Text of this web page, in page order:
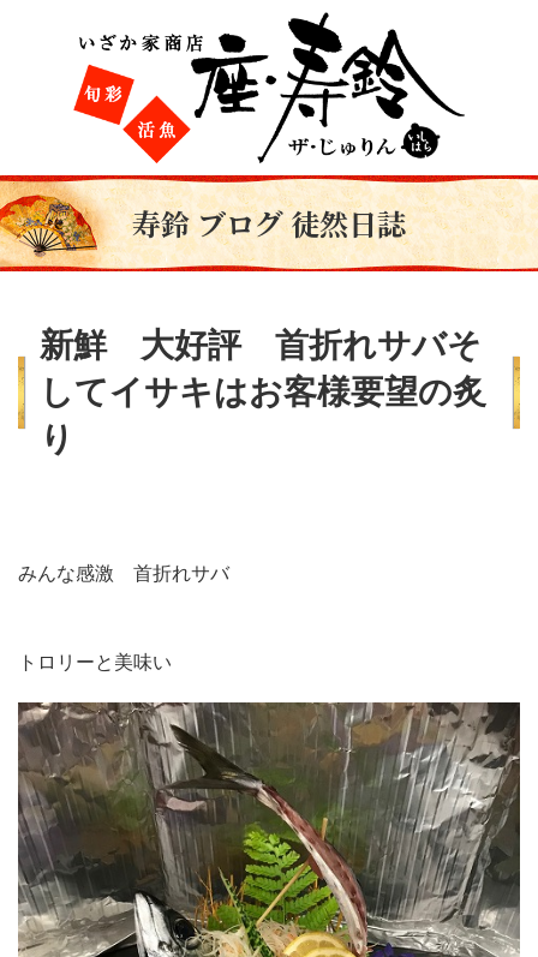
寿鈴 ブログ 徒然日誌
新鮮 大好評 首折れサバそ
してイサキはお客様要望の炙
り
みんな感激 首折れサバ
トロリーと美味い